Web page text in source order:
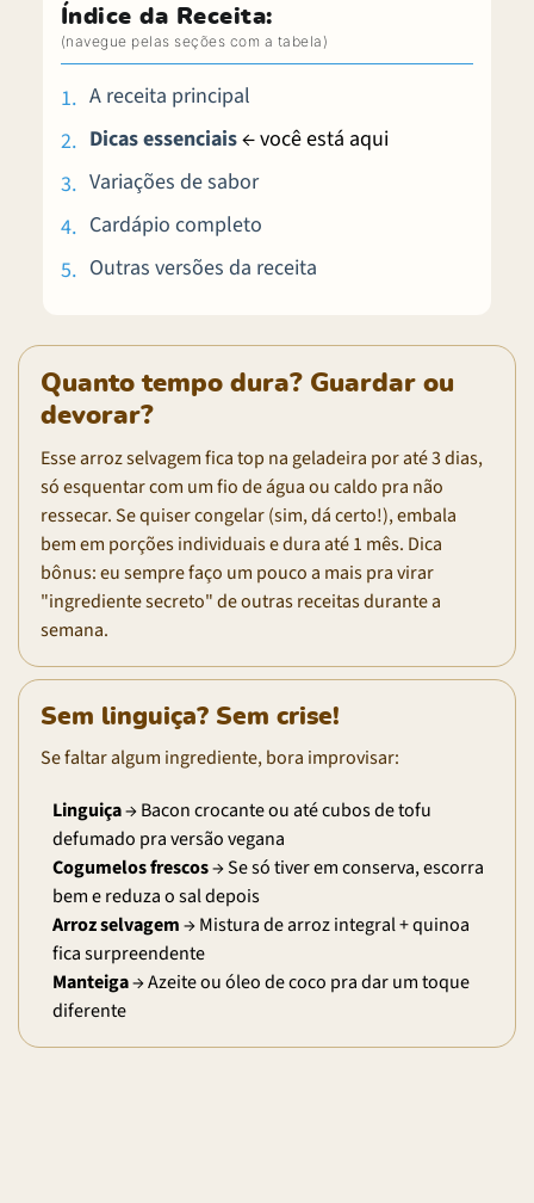
Índice da Receita:
A receita principal
Dicas essenciais← você está aqui
Variações de sabor
Cardápio completo
Outras versões da receita
Quanto tempo dura? Guardar ou
devorar?
Esse arroz selvagem fica top na geladeira por até 3 dias,
só esquentar com um fio de água ou caldo pra não
ressecar. Se quiser congelar (sim, dá certo!), embala
bem em porções individuais e dura até 1 mês. Dica
bônus: eu sempre faço um pouco a mais pra virar
"ingrediente secreto" de outras receitas durante a
semana.
Sem linguiça? Sem crise!
Se faltar algum ingrediente, bora improvisar:
Linguiça→ Bacon crocante ou até cubos de tofu
defumado pra versão vegana
Cogumelos frescos→ Se só tiver em conserva, escorra
bem e reduza o sal depois
Arroz selvagem→ Mistura de arroz integral + quinoa
fica surpreendente
Manteiga→ Azeite ou óleo de coco pra dar um toque
diferente